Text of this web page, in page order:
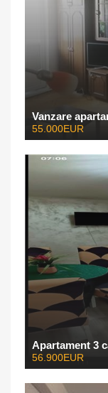
Vanzare
55.000EUR
Apartament 3
56.900EUR